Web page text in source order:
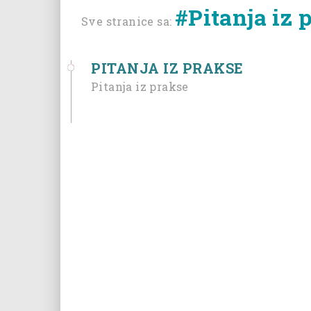
Sve stranice sa: #Pitanja iz
PITANJA IZ PRAKSE
Pitanja iz prakse